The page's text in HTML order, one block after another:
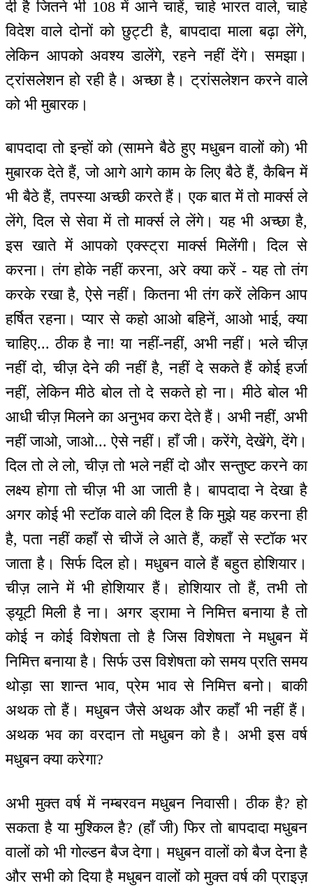
दी है जितने भी 108 में आने चाहें, चाहे भारत वाले, चाहे
विदेश वाले दोनों को छुट्टी है, बापदादा माला बढ़ा लेंगे,
लेकिन आपको अवश्य डालेंगे, रहने नहीं देंगे। समझा।
ट्रांसलेशन हो रही है। अच्छा है। ट्रांसलेशन करने वाले
को भी मुबारक।
बापदादा तो इन्हों को (सामने बैठे हुए मधुबन वालों को) भी
मुबारक देते हैं, जो आगे आगे काम के लिए बैठे हैं, कैबिन में
भी बैठे हैं, तपस्या अच्छी करते हैं। एक बात में तो मार्क्स ले
लेंगे, दिल से सेवा में तो मार्क्स ले लेंगे। यह भी अच्छा है,
इस खाते में आपको एक्स्ट्रा मार्क्स मिलेंगी। दिल से
करना। तंग होके नहीं करना, अरे क्या करें - यह तो तंग
करके रखा है, ऐसे नहीं। कितना भी तंग करें लेकिन आप
हर्षित रहना। प्यार से कहो आओ बहिनें, आओ भाई, क्या
चाहिए... ठीक है ना! या नहीं-नहीं, अभी नहीं। भले चीज़
नहीं दो, चीज़ देने की नहीं है, नहीं दे सकते हैं कोई हर्जा
नहीं, लेकिन मीठे बोल तो दे सकते हो ना। मीठे बोल भी
आधी चीज़ मिलने का अनुभव करा देते हैं। अभी नहीं, अभी
नहीं जाओ, जाओ... ऐसे नहीं। हाँ जी। करेंगे, देखेंगे, देंगे।
दिल तो ले लो, चीज़ तो भले नहीं दो और सन्तुष्ट करने का
लक्ष्य होगा तो चीज़ भी आ जाती है। बापदादा ने देखा है
अगर कोई भी स्टॉक वाले की दिल है कि मुझे यह करना ही
है, पता नहीं कहाँ से चीजें ले आते हैं, कहाँ से स्टॉक भर
जाता है। सिर्फ दिल हो। मधुबन वाले हैं बहुत होशियार।
चीज़ लाने में भी होशियार हैं। होशियार तो हैं, तभी तो
ड्यूटी मिली है ना। अगर ड्रामा ने निमित्त बनाया है तो
कोई न कोई विशेषता तो है जिस विशेषता ने मधुबन में
निमित्त बनाया है। सिर्फ उस विशेषता को समय प्रति समय
थोड़ा सा शान्त भाव, प्रेम भाव से निमित्त बनो। बाकी
अथक तो हैं। मधुबन जैसे अथक और कहाँ भी नहीं हैं।
अथक भव का वरदान तो मधुबन को है। अभी इस वर्ष
मधुबन क्या करेगा?
अभी मुक्त वर्ष में नम्बरवन मधुबन निवासी। ठीक है? हो
सकता है या मुश्किल है? (हाँ जी) फिर तो बापदादा मधुबन
वालों को भी गोल्डन बैज देगा। मधुबन वालों को बैज देना है
और सभी को दिया है मधुबन वालों को मुक्त वर्ष की प्राइज़